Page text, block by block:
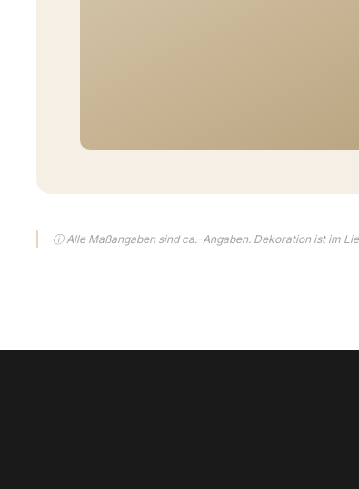
ⓘ Alle Maßangaben sind ca.-Angaben. Dekoration ist im